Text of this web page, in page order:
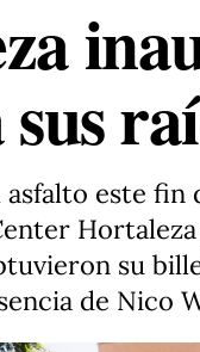
este fin
su
de Nico